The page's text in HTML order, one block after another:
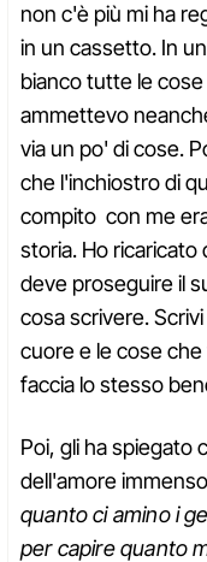
non c'è più mi ha
in un cassetto. In
bianco tutte le
ammettevo
via un po' di cose.
che l'inchiostro di
compito con me
storia. Ho ricaricato
deve proseguire il
cosa scrivere.
cuore e le cose
faccia lo stesso
Poi, gli ha spiegato
dell'amore
quanto ci amino i
per capire quanto